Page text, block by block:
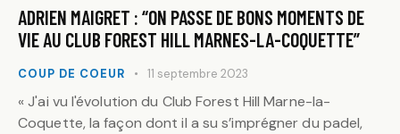
ADRIEN MAIGRET : “ON PASSE DE BONS MOMENTS DE
VIE AU CLUB FOREST HILL MARNES-LA-COQUETTE”
COUP DE COEUR 11 septembre 2023
« J'ai vu l'évolution du Club Forest Hill Marne-la-
Coquette, la façon dont il a su s’imprégner du padel,